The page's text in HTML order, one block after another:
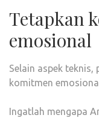
Tetapkan
emosional
Selain aspek
komitmen
Ingatlah mengapa